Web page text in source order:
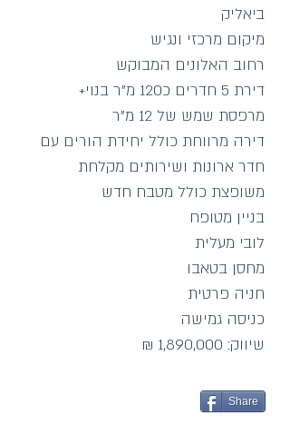
ביאליק
מיקום מרכזי ונגיש
רחוב האלונים המבוקש
דירת 5 חדרים כ120 מ"ר בנוי+
מרפסת שמש של 12 מ"ר
דירה מרווחת כולל יחידת הורים עם
חדר ארונות ושירותים מקלחת
משופצת כולל מטבח חדש
בניין מטופח
לובי מעלית
מחסן בטאבו
חניה פרטית
כניסה גמישה
שיווק: 1,890,000 ₪
Share